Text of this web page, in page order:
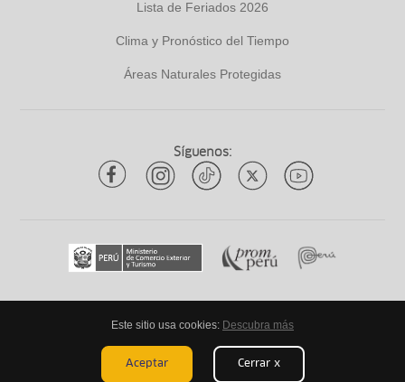
Lista de Feriados 2026
Clima y Pronóstico del Tiempo
Áreas Naturales Protegidas
Síguenos:
Todos los derechos reservadosytuqueplanes 2026
Este sitio usa cookies: Descubra más
Aceptar Cerrar x